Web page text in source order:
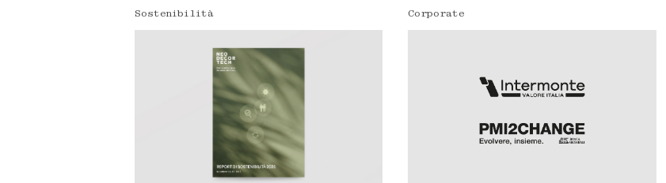
Sostenibilità Corporate